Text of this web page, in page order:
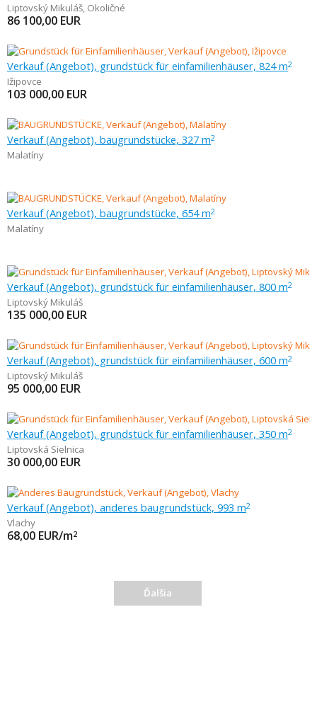
Liptovský Mikuláš, Okoličné
86 100,00 EUR
Verkauf (Angebot), grundstück für einfamilienhäuser, 824 m2
Ižipovce
103 000,00 EUR
Verkauf (Angebot), baugrundstücke, 327 m2
Malatíny
Verkauf (Angebot), baugrundstücke, 654 m2
Malatíny
Verkauf (Angebot), grundstück für einfamilienhäuser, 800 m2
Liptovský Mikuláš
135 000,00 EUR
Verkauf (Angebot), grundstück für einfamilienhäuser, 600 m2
Liptovský Mikuláš
95 000,00 EUR
Verkauf (Angebot), grundstück für einfamilienhäuser, 350 m2
Liptovská Sielnica
30 000,00 EUR
Verkauf (Angebot), anderes baugrundstück, 993 m2
Vlachy
68,00 EUR/m2
Ďalšia